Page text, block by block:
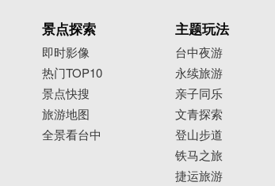
景点探索
即时影像
热门TOP10
景点快搜
旅游地图
全景看台中
主题玩法
台中夜游
永续旅游
亲子同乐
文青探索
登山步道
铁马之旅
捷运旅游